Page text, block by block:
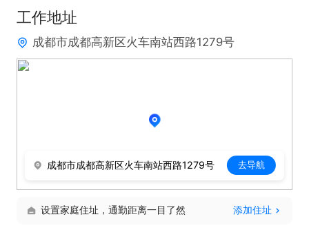
5. 责任心强，目标感强，服从门店管理，有团队协作
意识，无不良从业记录。
工作地址
成都市成都高新区火车南站西路1279号
成都市成都高新区火车南站西路1279号 去导航
设置家庭住址，通勤距离一目了然 添加住址